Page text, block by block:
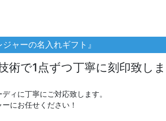
ャーの名入れギフト』
術で1点ずつ丁寧に刻印致し
ィに丁寧にご対応致します。
にお任せください！